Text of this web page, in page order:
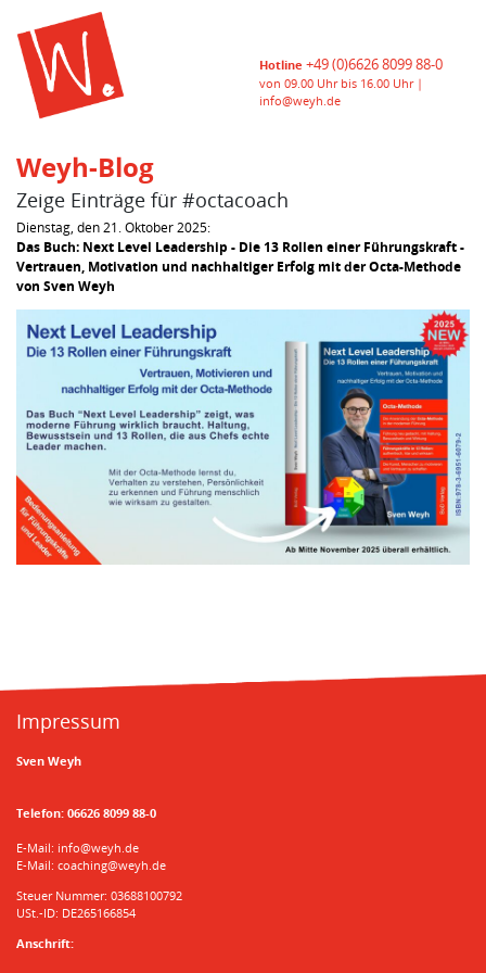
Hotline +49 (0)6626 8099 88-0
von 09.00 Uhr bis 16.00 Uhr |
info@weyh.de
Weyh-Blog
Zeige Einträge für #octacoach
Dienstag, den 21. Oktober 2025:
Das Buch: Next Level Leadership - Die 13 Rollen einer Führungskraft -
Vertrauen, Motivation und nachhaltiger Erfolg mit der Octa-Methode
von Sven Weyh
Impressum
Sven Weyh
Telefon: 06626 8099 88-0
E-Mail: info@weyh.de
E-Mail: coaching@weyh.de
Steuer Nummer: 03688100792
USt.-ID: DE265166854
Anschrift: